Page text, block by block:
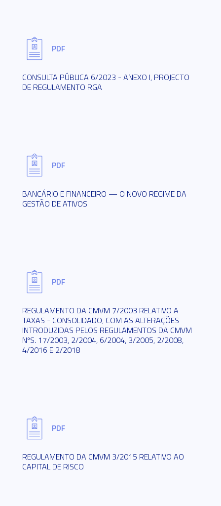
PDF
CONSULTA PÚBLICA 6/2023 - ANEXO I, PROJECTO
DE REGULAMENTO RGA
PDF
BANCÁRIO E FINANCEIRO — O NOVO REGIME DA
GESTÃO DE ATIVOS
PDF
REGULAMENTO DA CMVM 7/2003 RELATIVO A
TAXAS - CONSOLIDADO, COM AS ALTERAÇÕES
INTRODUZIDAS PELOS REGULAMENTOS DA CMVM
NºS. 17/2003, 2/2004, 6/2004, 3/2005, 2/2008,
4/2016 E 2/2018
PDF
REGULAMENTO DA CMVM 3/2015 RELATIVO AO
CAPITAL DE RISCO